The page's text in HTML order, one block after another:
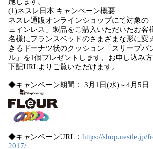
(1)ネスレ日本 キャンペーン概要
ネスレ通販オンラインショップにて対象の
ェインレス」製品をご購入いただいたお客
名様にフランスベッドのさまざまな形に変
きるドーナツ状のクッション「スリープ
ル」を1個プレゼントします。お申し込み
下記URLよりご覧いただけます。
◆キャンペーン期間： 3月1日(水)～4月5日
◆キャンペーンURL： https://shop.nestle.jp/
2017/